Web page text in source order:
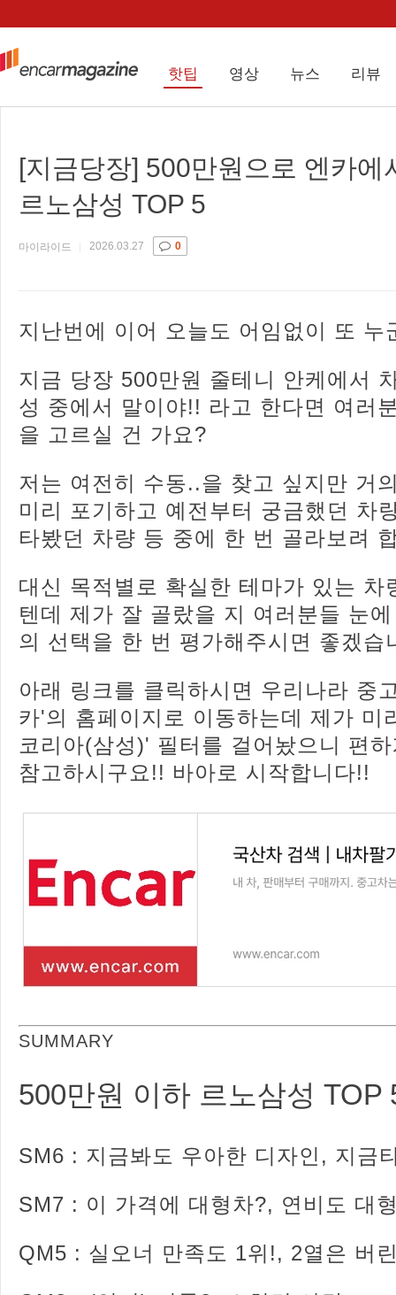
핫팁 영상 뉴스 리뷰
[지금당장] 500만원으로 엔카에
르노삼성 TOP 5
마이라이드 2026.03.27 0
지난번에 이어 오늘도 어임없이 또 누
지금 당장 500만원 줄테니 안케에서
성 중에서 말이야!! 라고 한다면 여러
을 고르실 건 가요?
저는 여전히 수동..을 찾고 싶지만 거
미리 포기하고 예전부터 궁금했던 차
타봤던 차량 등 중에 한 번 골라보려
대신 목적별로 확실한 테마가 있는 차
텐데 제가 잘 골랐을 지 여러분들 눈
의 선택을 한 번 평가해주시면 좋겠습
아래 링크를 클릭하시면 우리나라 중
카'의 홈페이지로 이동하는데 제가 미
코리아(삼성)' 필터를 걸어놨으니 편
참고하시구요!! 바아로 시작합니다!!
SUMMARY
500만원 이하 르노삼성 TOP
SM6 : 지금봐도 우아한 디자인, 지금
SM7 : 이 가격에 대형차?, 연비도 대
QM5 : 실오너 만족도 1위!, 2열은 버